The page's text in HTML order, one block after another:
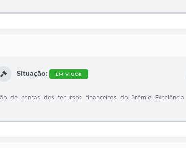
Situação: EM VIGOR
de contas dos recursos financeiros do Prêmio